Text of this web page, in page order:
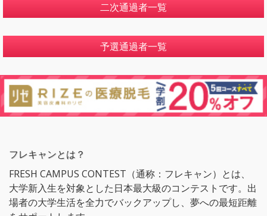
二次通過者一覧
予選通過者一覧
フレキャンとは？
FRESH CAMPUS CONTEST（通称：フレキャン）とは、
大学新入生を対象とした日本最大級のコンテストです。出
場者の大学生活を全力でバックアップし、夢への最短距離